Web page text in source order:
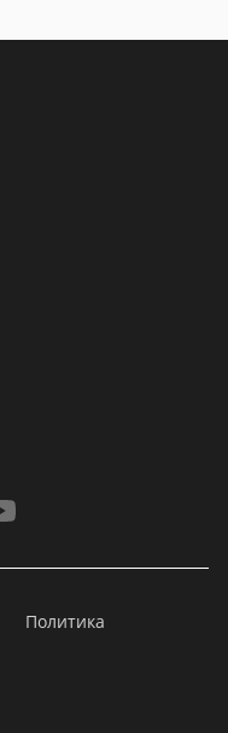
Политика